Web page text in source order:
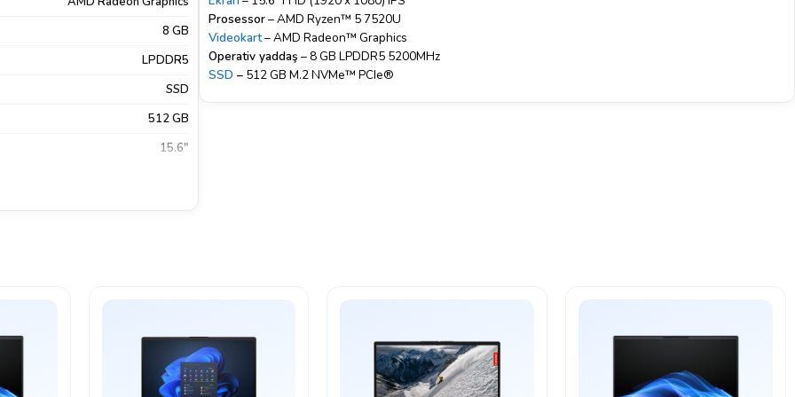
8 GB
LPDDR5
SSD
512 GB
15.6"
HP
Prosessor– AMD Ryzen™ 5 7520U
Videokart– AMD Radeon™ Graphics
Operativ yaddaş – 8 GB LPDDR5 5200MHz
SSD – 512 GB M.2 NVMe™ PCIe®